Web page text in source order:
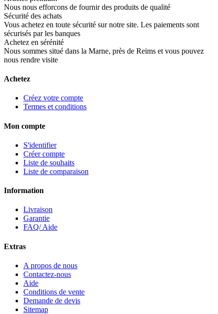
Nous nous efforcons de fournir des produits de qualité
Sécurité des achats
Vous achetez en toute sécurité sur notre site. Les paiements sont
sécurisés par les banques
Achetez en sérénité
Nous sommes situé dans la Marne, près de Reims et vous pouvez
nous rendre visite
Achetez
Créez votre compte
Termes et conditions
Mon compte
S'identifier
Créer compte
Liste de souhaits
Liste de comparaison
Information
Livraison
Garantie
FAQ/ Aide
Extras
A propos de nous
Contactez-nous
Aide
Conditions de vente
Demande de devis
Sitemap